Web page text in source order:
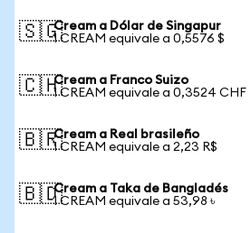
🇸🇬Cream a Dólar de Singapur
1 CREAM equivale a 0,5576 $
🇨🇭Cream a Franco Suizo
1 CREAM equivale a 0,3524 CHF
🇧🇷Cream a Real brasileño
1 CREAM equivale a 2,23 R$
🇧🇩Cream a Taka de Bangladés
1 CREAM equivale a 53,98 ৳